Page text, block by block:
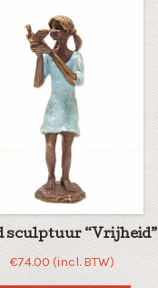
sculptuur “Vrijheid”
€74.00 (incl. BTW)